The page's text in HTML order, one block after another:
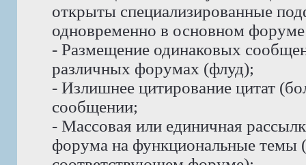
открыты специализированные
одновременно в основном
- Размещение одинаковых
различных форумах (флуд);
- Излишнее цитирование цитат
сообщении;
- Массовая или единичная
форума на функциональные темы